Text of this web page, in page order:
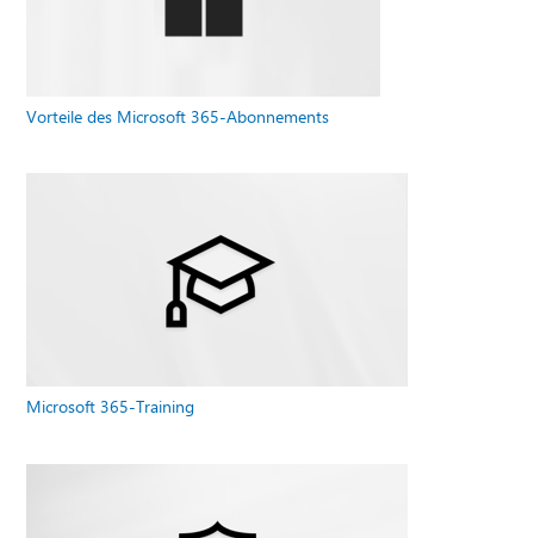
Vorteile des Microsoft 365-Abonnements
Microsoft 365-Training